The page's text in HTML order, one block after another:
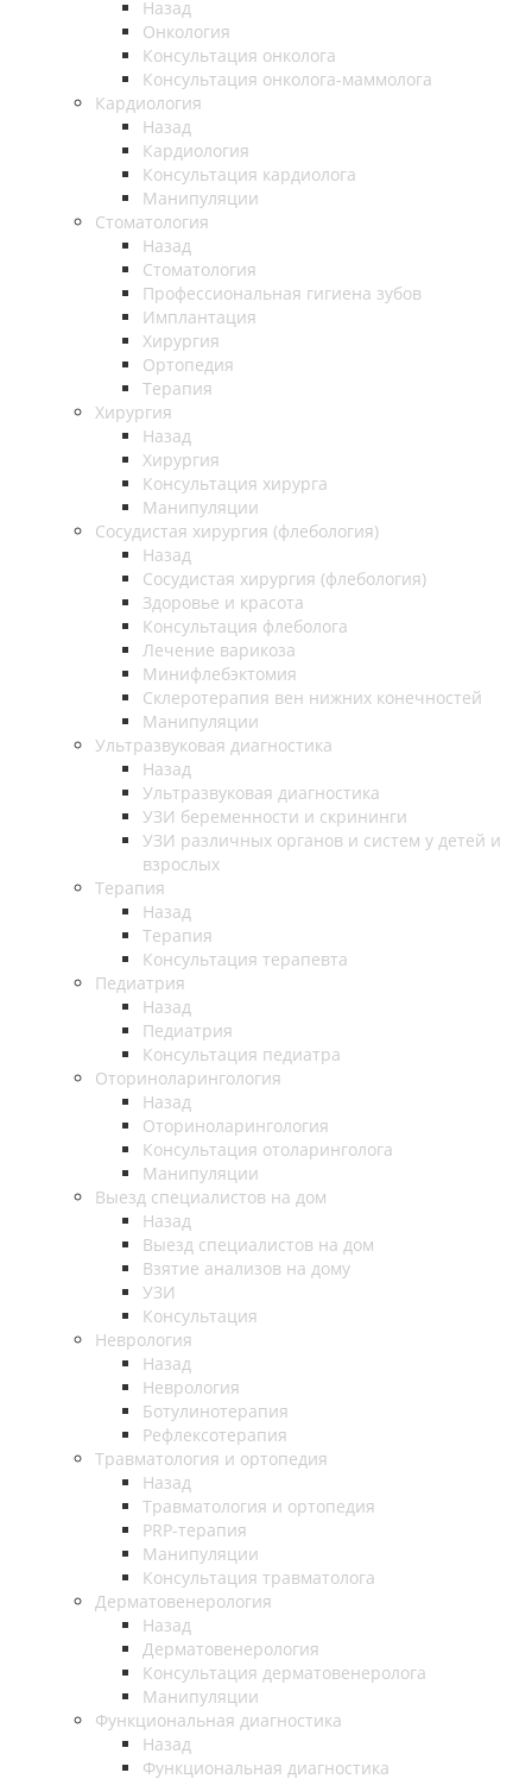
Назад
Онкология
Консультация онколога
Консультация онколога-маммолога
Кардиология
Назад
Кардиология
Консультация кардиолога
Манипуляции
Стоматология
Назад
Стоматология
Профессиональная гигиена зубов
Имплантация
Хирургия
Ортопедия
Терапия
Хирургия
Назад
Хирургия
Консультация хирурга
Манипуляции
Cосудистая хирургия (флебология)
Назад
Cосудистая хирургия (флебология)
Здоровье и красота
Консультация флеболога
Лечение варикоза
Минифлебэктомия
Склеротерапия вен нижних конечностей
Манипуляции
Ультразвуковая диагностика
Назад
Ультразвуковая диагностика
УЗИ беременности и скрининги
УЗИ различных органов и систем у детей и
взрослых
Терапия
Назад
Терапия
Консультация терапевта
Педиатрия
Назад
Педиатрия
Консультация педиатра
Оториноларингология
Назад
Оториноларингология
Консультация отоларинголога
Манипуляции
Выезд специалистов на дом
Назад
Выезд специалистов на дом
Взятие анализов на дому
УЗИ
Консультация
Неврология
Назад
Неврология
Ботулинотерапия
Рефлексотерапия
Травматология и ортопедия
Назад
Травматология и ортопедия
PRP-терапия
Манипуляции
Консультация травматолога
Дерматовенерология
Назад
Дерматовенерология
Консультация дерматовенеролога
Манипуляции
Функциональная диагностика
Назад
Функциональная диагностика